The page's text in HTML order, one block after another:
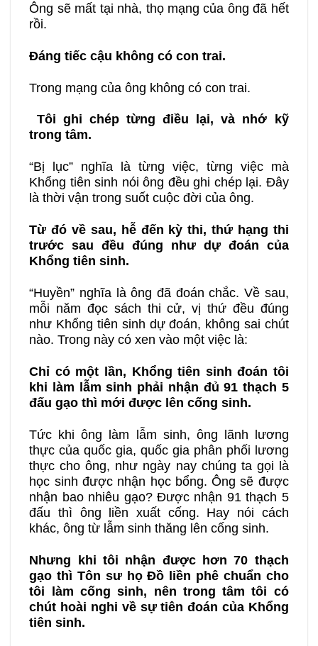
Ông sẽ mất tại nhà, thọ mạng của ông đã hết
rồi.
Đáng tiếc cậu không có con trai.
Trong mạng của ông không có con trai.
Tôi ghi chép từng điều lại, và nhớ kỹ
trong tâm.
“Bị lục” nghĩa là từng việc, từng việc mà
Khổng tiên sinh nói ông đều ghi chép lại. Đây
là thời vận trong suốt cuộc đời của ông.
Từ đó về sau, hễ đến kỳ thi, thứ hạng thi
trước sau đều đúng như dự đoán của
Khổng tiên sinh.
“Huyền” nghĩa là ông đã đoán chắc. Về sau,
mỗi năm đọc sách thi cử, vị thứ đều đúng
như Khổng tiên sinh dự đoán, không sai chút
nào. Trong này có xen vào một việc là:
Chỉ có một lần, Khổng tiên sinh đoán tôi
khi làm lẫm sinh phải nhận đủ 91 thạch 5
đấu gạo thì mới được lên cống sinh.
Tức khi ông làm lẫm sinh, ông lãnh lương
thực của quốc gia, quốc gia phân phối lương
thực cho ông, như ngày nay chúng ta gọi là
học sinh được nhận học bổng. Ông sẽ được
nhận bao nhiêu gạo? Được nhận 91 thạch 5
đấu thì ông liền xuất cống. Hay nói cách
khác, ông từ lẫm sinh thăng lên cống sinh.
Nhưng khi tôi nhận được hơn 70 thạch
gạo thì Tôn sư họ Đồ liền phê chuẩn cho
tôi làm cống sinh, nên trong tâm tôi có
chút hoài nghi về sự tiên đoán của Khổng
tiên sinh.